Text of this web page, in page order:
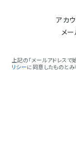
アカ
メ
上記の「メールアドレスで
リシーに同意したものとみ